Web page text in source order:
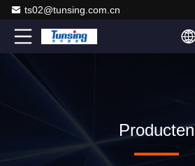
ts02@tunsing.com.cn
Producten